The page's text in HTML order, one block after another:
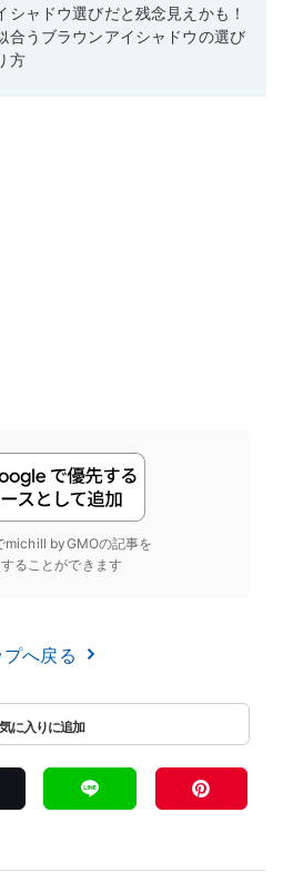
シャドウ選びだと残念見えかも！
合うブラウンアイシャドウの選び
方
michill byGMOの記事を
ることができます
プへ戻る